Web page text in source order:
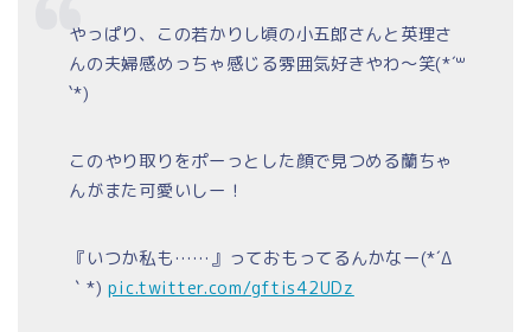
やっぱり、この若かりし頃の小五郎さんと英理さ
んの夫婦感めっちゃ感じる雰囲気好きやわ～笑(*´꒳
`*)
このやり取りをポーっとした顔で見つめる蘭ちゃ
んがまた可愛いしー！
『いつか私も……』っておもってるんかなー(*´Δ
｀*)pic.twitter.com/gftis42UDz